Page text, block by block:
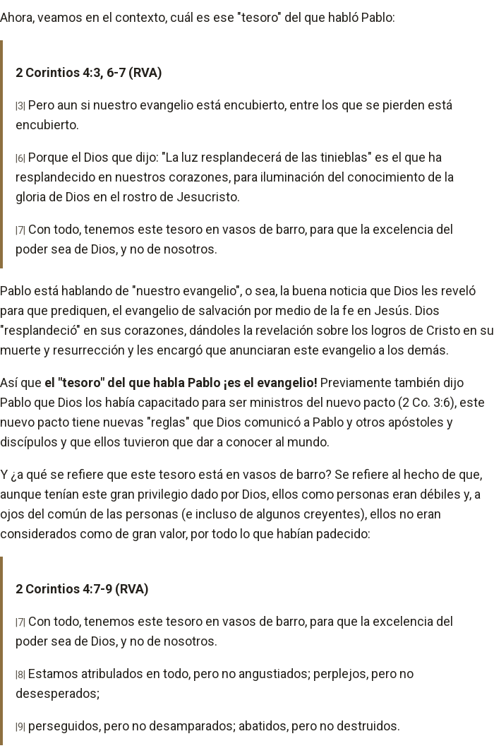
Ahora, veamos en el contexto, cuál es ese "tesoro" del que habló Pablo:
2 Corintios 4:3, 6-7 (RVA)
|3| Pero aun si nuestro evangelio está encubierto, entre los que se pierden está
encubierto.
|6| Porque el Dios que dijo: "La luz resplandecerá de las tinieblas" es el que ha
resplandecido en nuestros corazones, para iluminación del conocimiento de la
gloria de Dios en el rostro de Jesucristo.
|7| Con todo, tenemos este tesoro en vasos de barro, para que la excelencia del
poder sea de Dios, y no de nosotros.
Pablo está hablando de "nuestro evangelio", o sea, la buena noticia que Dios les reveló
para que prediquen, el evangelio de salvación por medio de la fe en Jesús. Dios
"resplandeció" en sus corazones, dándoles la revelación sobre los logros de Cristo en su
muerte y resurrección y les encargó que anunciaran este evangelio a los demás.
Así que el "tesoro" del que habla Pablo ¡es el evangelio! Previamente también dijo
Pablo que Dios los había capacitado para ser ministros del nuevo pacto (2 Co. 3:6), este
nuevo pacto tiene nuevas "reglas" que Dios comunicó a Pablo y otros apóstoles y
discípulos y que ellos tuvieron que dar a conocer al mundo.
Y ¿a qué se refiere que este tesoro está en vasos de barro? Se refiere al hecho de que,
aunque tenían este gran privilegio dado por Dios, ellos como personas eran débiles y, a
ojos del común de las personas (e incluso de algunos creyentes), ellos no eran
considerados como de gran valor, por todo lo que habían padecido:
2 Corintios 4:7-9 (RVA)
|7| Con todo, tenemos este tesoro en vasos de barro, para que la excelencia del
poder sea de Dios, y no de nosotros.
|8| Estamos atribulados en todo, pero no angustiados; perplejos, pero no
desesperados;
|9| perseguidos, pero no desamparados; abatidos, pero no destruidos.